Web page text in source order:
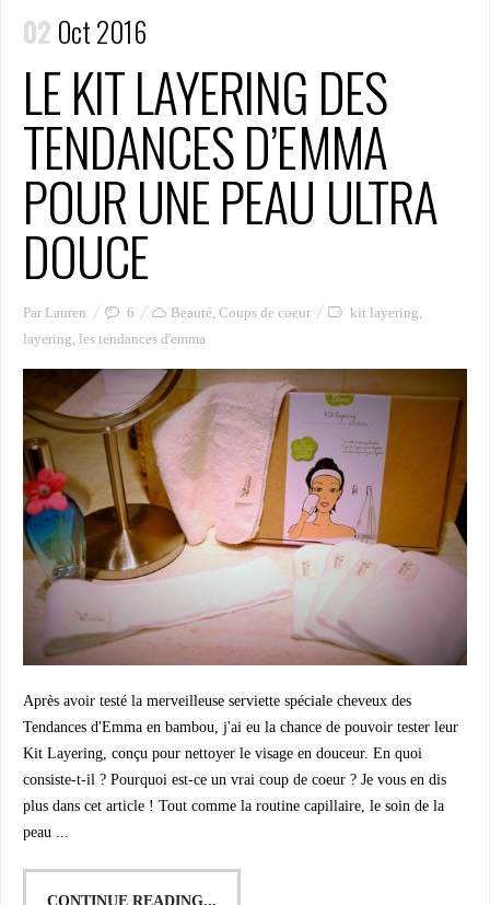
02 Oct 2016
LE KIT LAYERING DES
TENDANCES D’EMMA
POUR UNE PEAU ULTRA
DOUCE
Par Lauren 6 Beauté, Coups de coeur kit layering,
layering, les tendances d'emma
Après avoir testé la merveilleuse serviette spéciale cheveux des
Tendances d'Emma en bambou, j'ai eu la chance de pouvoir tester leur
Kit Layering, conçu pour nettoyer le visage en douceur. En quoi
consiste-t-il ? Pourquoi est-ce un vrai coup de coeur ? Je vous en dis
plus dans cet article ! Tout comme la routine capillaire, le soin de la
peau ...
CONTINUE READING...